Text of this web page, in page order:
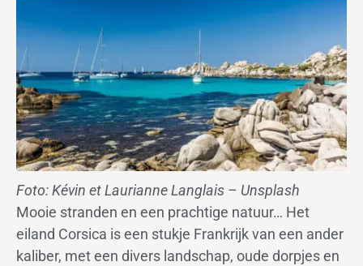
Foto: Kévin et Laurianne Langlais – Unsplash
Mooie stranden en een prachtige natuur… Het
eiland Corsica is een stukje Frankrijk van een ander
kaliber, met een divers landschap, oude dorpjes en